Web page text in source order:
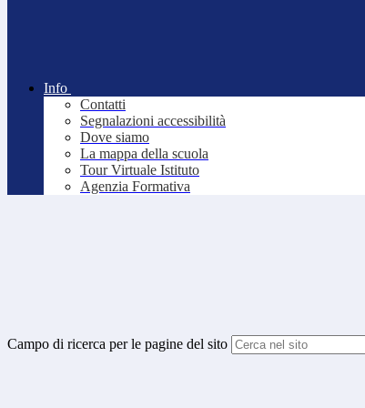
Info
Contatti
Segnalazioni accessibilità
Dove siamo
La mappa della scuola
Tour Virtuale Istituto
Agenzia Formativa
Campo di ricerca per le pagine del sito